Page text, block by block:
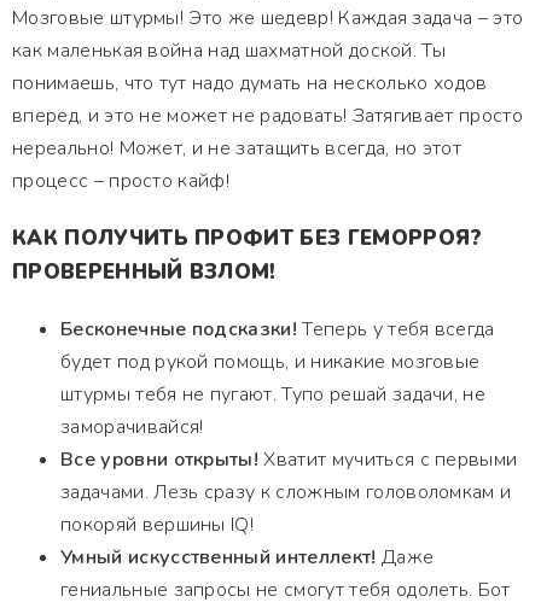
Мозговые штурмы! Это же шедевр! Каждая задача – это
как маленькая война над шахматной доской. Ты
понимаешь, что тут надо думать на несколько ходов
вперед, и это не может не радовать! Затягивает просто
нереально! Может, и не затащить всегда, но этот
процесс – просто кайф!
КАК ПОЛУЧИТЬ ПРОФИТ БЕЗ ГЕМОРРОЯ?
ПРОВЕРЕННЫЙ ВЗЛОМ!
Бесконечные подсказки!Теперь у тебя всегда
будет под рукой помощь, и никакие мозговые
штурмы тебя не пугают. Тупо решай задачи, не
заморачивайся!
Все уровни открыты! Хватит мучиться с первыми
задачами. Лезь сразу к сложным головоломкам и
покоряй вершины IQ!
Умный искусственный интеллект! Даже
гениальные запросы не смогут тебя одолеть. Бот